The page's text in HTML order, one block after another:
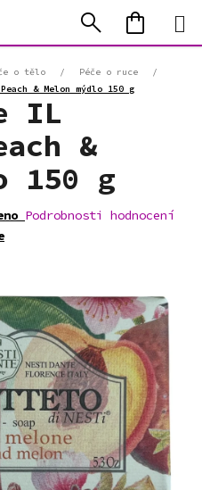
Hledat
KOŠÍK
o tělo / Péče o ruce
/
& Melon mýdlo 150 g
IL
&
150 g
Podrobnosti hodnocení